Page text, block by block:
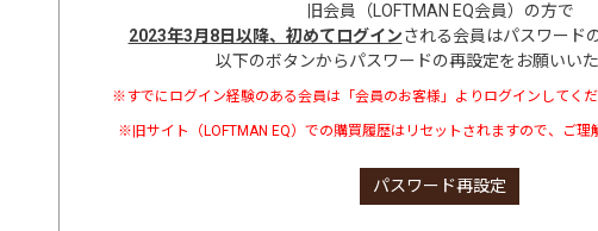
旧会員（LOFTMAN EQ会員）の方で
2023年3月8日以降、初めてログインされる会員はパスワード
以下のボタンからパスワードの再設定をお願いいた
※すでにログイン経験のある会員は「会員のお客様」よりログインしてくだ
※旧サイト（LOFTMAN EQ）での購買履歴はリセットされますので、ご理
パスワード再設定